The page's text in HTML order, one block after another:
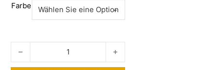
Farbe
Thule Wingbar Edge Mazda CX-30 ab 2019- Menge